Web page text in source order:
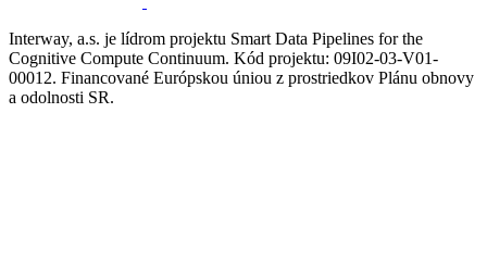
Interway, a.s. je lídrom projektu Smart Data Pipelines for the
Cognitive Compute Continuum. Kód projektu: 09I02-03-V01-
00012. Financované Európskou úniou z prostriedkov Plánu obnovy
a odolnosti SR.